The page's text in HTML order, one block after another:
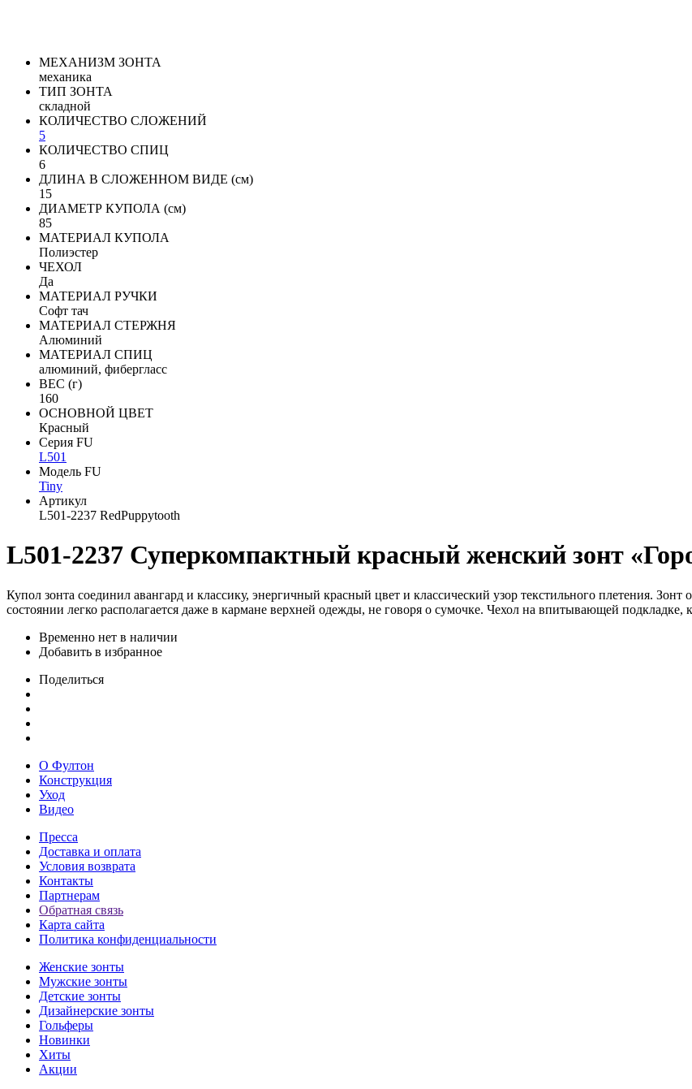
МЕХАНИЗМ ЗОНТА
механика
ТИП ЗОНТА
складной
КОЛИЧЕСТВО СЛОЖЕНИЙ
5
КОЛИЧЕСТВО СПИЦ
6
ДЛИНА В СЛОЖЕННОМ ВИДЕ (см)
15
ДИАМЕТР КУПОЛА (см)
85
МАТЕРИАЛ КУПОЛА
Полиэстер
ЧЕХОЛ
Да
МАТЕРИАЛ РУЧКИ
Софт тач
МАТЕРИАЛ СТЕРЖНЯ
Алюминий
МАТЕРИАЛ СПИЦ
алюминий, фибергласс
ВЕС (г)
160
ОСНОВНОЙ ЦВЕТ
Красный
Серия FU
L501
Модель FU
Tiny
Артикул
L501-2237 RedPuppytooth
L501-2237 Суперкомпактный красный женский зонт
Купол зонта соединил авангард и классику, энергичный красный цвет и классический узор текстильного плетения.
состоянии легко располагается даже в кармане верхней одежды, не говоря о сумочке. Чехол на впитывающей подкладке,
Временно нет в наличии
Добавить в избранное
Поделиться
О Фултон
Конструкция
Уход
Видео
Пресса
Доставка и оплата
Условия возврата
Контакты
Партнерам
Обратная связь
Карта сайта
Политика конфиденциальности
Женские зонты
Мужские зонты
Детские зонты
Дизайнерские зонты
Гольферы
Новинки
Хиты
Акции